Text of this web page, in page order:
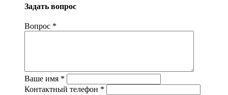
Задать вопрос
Вопрос *
Ваше имя *
Контактный телефон *